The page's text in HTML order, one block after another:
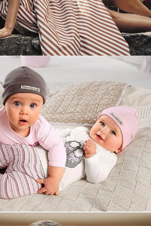
Смотреть проект
выручку интернет-
topdatop.ru на 25%!
Смотреть проект